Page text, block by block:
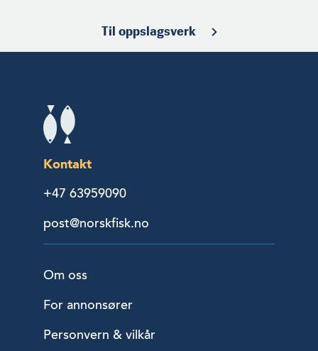
Til oppslagsverk
Kontakt
+47 63959090
post@norskfisk.no
Om oss
For annonsører
Personvern & vilkår